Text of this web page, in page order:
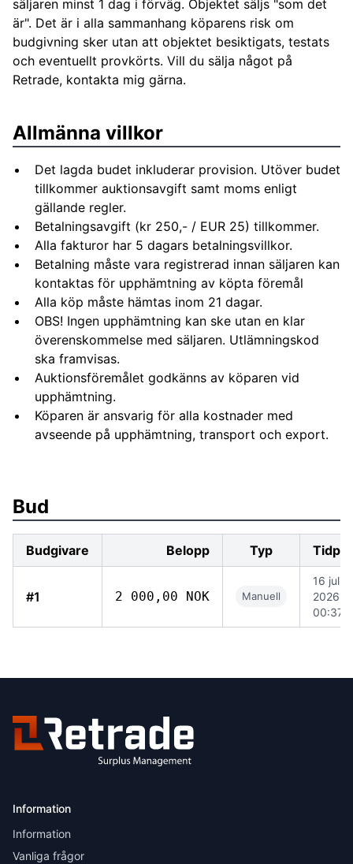
säljaren minst 1 dag i förväg. Objektet säljs "som det
är". Det är i alla sammanhang köparens risk om
budgivning sker utan att objektet besiktigats, testats
och eventuellt provkörts. Vill du sälja något på
Retrade, kontakta mig gärna.
Allmänna villkor
Det lagda budet inkluderar provision. Utöver budet
tillkommer auktionsavgift samt moms enligt
gällande regler.
Betalningsavgift (kr 250,- / EUR 25) tillkommer.
Alla fakturor har 5 dagars betalningsvillkor.
Betalning måste vara registrerad innan säljaren kan
kontaktas för upphämtning av köpta föremål
Alla köp måste hämtas inom 21 dagar.
OBS! Ingen upphämtning kan ske utan en klar
överenskommelse med säljaren. Utlämningskod
ska framvisas.
Auktionsföremålet godkänns av köparen vid
upphämtning.
Köparen är ansvarig för alla kostnader med
avseende på upphämtning, transport och export.
Bud
Budgivare Belopp Typ
#1 2 000,00 NOK Manuell
16 juli
2026
00:37
Information
Information
Vanliga frågor